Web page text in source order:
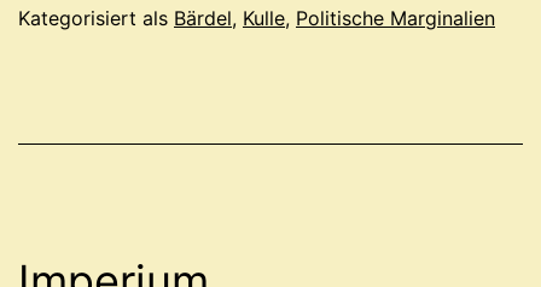
Kategorisiert als Bärdel, Kulle, Politische Marginalien